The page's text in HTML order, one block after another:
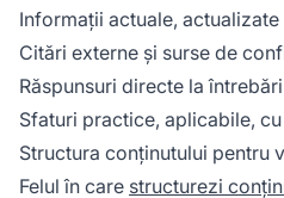
Informații actuale,
Citări externe și surse de
Răspunsuri directe la
Sfaturi practice, aplicabile,
Structura conținutului pentru
Felul în care structurezi